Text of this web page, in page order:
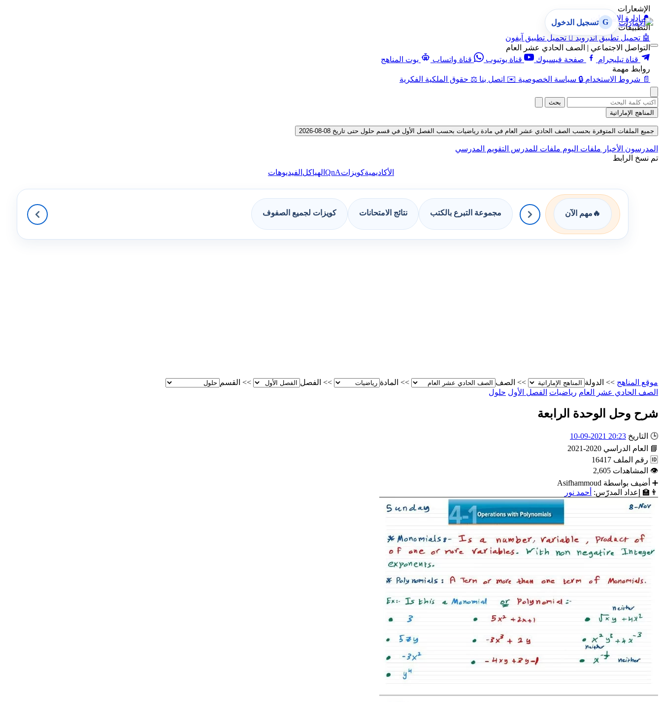
الإشعارات
🔔 إدارة الإشعارات
التطبيقات
🤖 تحميل تطبيق أندرويد  تحميل تطبيق آيفون
التواصل الاجتماعي | الصف الحادي عشر العام
قناة تيليجرام
صفحة فيسبوك قناة يوتيوب قناة واتساب
بوت المناهج
روابط مهمة
📄 شروط الاستخدام 🔒 سياسة الخصوصية ✉️ اتصل بنا ⚖️ حقوق الملكية الفكرية
G تسجيل الدخول
بحث
المناهج الإماراتية
جميع الملفات المتوفرة بحسب الصف الحادي عشر العام في مادة رياضيات بحسب الفصل الأول في قسم حلول حتى تاريخ 08-08-2026
المدرسون الأخبار ملفات اليوم ملفات للمدرس التقويم المدرسي
تم نسخ الرابط
الأكاديميةكويزاتQnA الهياكل الفيديوهات
🔥 مهم الآن مجموعة التبرع بالكتب نتائج الامتحانات كويزات لجميع الصفوف
موقع المناهج >> الدولة >> الصف >> المادة >> الفصل >> القسم
الصف الحادي عشر العام رياضيات الفصل الأول حلول
شرح وحل الوحدة الرابعة
🕒 التاريخ 20:23 2021-09-10
📘
العام الدراسي 2020-2021
🆔 رقم الملف 16417
👁 المشاهدات 2,605
➕ أضيف بواسطة Asifhammoud
👨‍🏫
إعداد المدرّس: أحمد نور